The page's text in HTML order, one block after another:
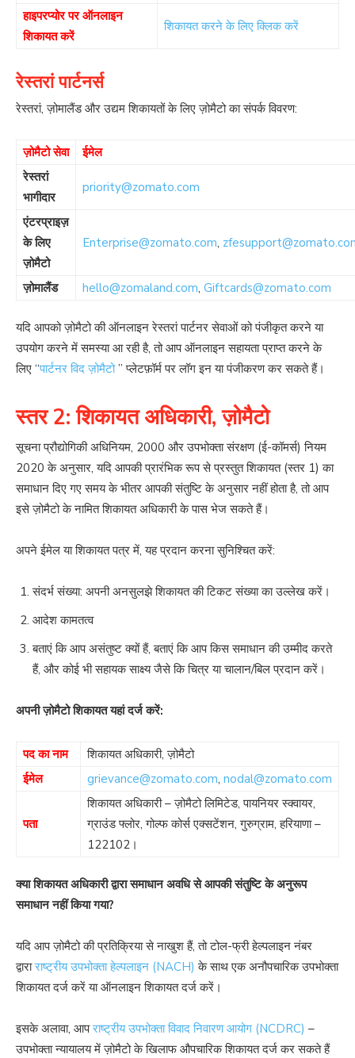
हाइपरप्योर पर ऑनलाइन
शिकायत करें
शिकायत करने के लिए क्लिक करें
रेस्तरां पार्टनर्स
रेस्तरां, ज़ोमालैंड और उद्यम शिकायतों के लिए ज़ोमैटो का संपर्क विवरण:
ज़ोमैटो सेवा
ईमेल
रेस्तरां
भागीदार
priority@zomato.com
एंटरप्राइज़
के लिए
ज़ोमैटो
Enterprise@zomato.com,
ज़ोमालैंड hello@zomaland.com, Giftcards@zomato.com
यदि आपको ज़ोमैटो की ऑनलाइन रेस्तरां पार्टनर सेवाओं को पंजीकृत करने या
उपयोग करने में समस्या आ रही है, तो आप ऑनलाइन सहायता प्राप्त करने के
लिए “पार्टनर विद ज़ोमैटो” प्लेटफ़ॉर्म पर लॉग इन या पंजीकरण कर सकते हैं।
स्तर 2: शिकायत अधिकारी, ज़ोमैटो
सूचना प्रौद्योगिकी अधिनियम, 2000 और उपभोक्ता संरक्षण (ई-कॉमर्स) नियम
2020 के अनुसार, यदि आपकी प्रारंभिक रूप से प्रस्तुत शिकायत (स्तर 1) का
समाधान दिए गए समय के भीतर आपकी संतुष्टि के अनुसार नहीं होता है, तो आप
इसे ज़ोमैटो के नामित शिकायत अधिकारी के पास भेज सकते हैं।
अपने ईमेल या शिकायत पत्र में, यह प्रदान करना सुनिश्चित करें:
संदर्भ संख्या: अपनी अनसुलझे शिकायत की टिकट संख्या का उल्लेख करें।
आदेश कामतत्व
बताएं कि आप असंतुष्ट क्यों हैं, बताएं कि आप किस समाधान की उम्मीद करते
हैं, और कोई भी सहायक साक्ष्य जैसे कि चित्र या चालान/बिल प्रदान करें।
अपनी ज़ोमैटो शिकायत यहां दर्ज करें:
पद का नाम
शिकायत अधिकारी, ज़ोमैटो
ईमेल
grievance@zomato.com, nodal@zomato.com
पता
शिकायत अधिकारी – ज़ोमैटो लिमिटेड, पायनियर स्क्वायर,
ग्राउंड फ्लोर, गोल्फ कोर्स एक्सटेंशन, गुरुग्राम, हरियाणा –
122102।
क्या शिकायत अधिकारी द्वारा समाधान अवधि से आपकी संतुष्टि के अनुरूप
समाधान नहीं किया गया?
यदि आप ज़ोमैटो की प्रतिक्रिया से नाखुश हैं, तो टोल-फ्री हेल्पलाइन नंबर
द्वाराराष्ट्रीय उपभोक्ता हेल्पलाइन (NACH)के साथ एक अनौपचारिक उपभोक्ता
शिकायत दर्ज करें या ऑनलाइन शिकायत दर्ज करें।
इसके अलावा, आपराष्ट्रीय उपभोक्ता विवाद निवारण आयोग (NCDRC) –
उपभोक्ता न्यायालय में ज़ोमैटो के खिलाफ औपचारिक शिकायत दर्ज कर सकते हैं